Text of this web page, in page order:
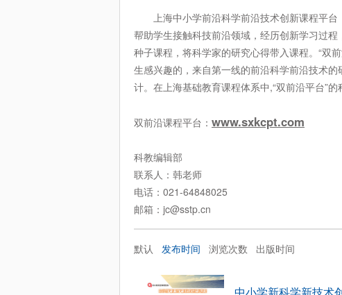
上海中小学前沿科学前沿技术创新课程平台
帮助学生接触科技前沿领域，经历创新学习过
种子课程，将科学家的研究心得带入课程。“双
生感兴趣的，来自第一线的前沿科学前沿技术
计。在上海基础教育课程体系中,“双前沿平台”
双前沿课程平台： www.sxkcpt.com
科教编辑部
联系人：韩老师
电话：021-64848025
邮箱：jc@sstp.cn
默认 发布时间 浏览次数 出版时间